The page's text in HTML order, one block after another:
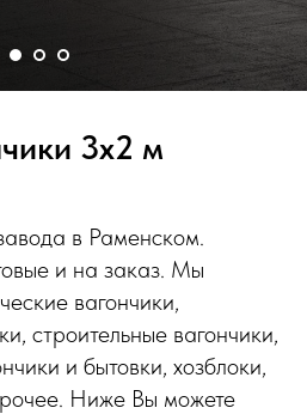
3х2 м
в Раменском.
и на заказ. Мы
вагончики,
строительные вагончики,
и бытовки, хозблоки,
Ниже Вы можете